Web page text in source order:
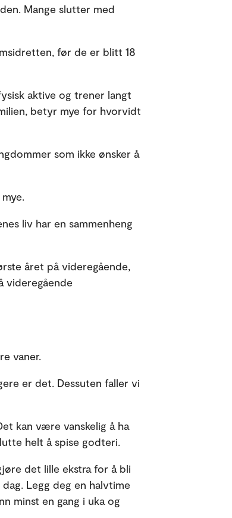
Mange slutter med
før de er blitt 18
aktive og trener langt
betyr mye for hvorvidt
som ikke ønsker å
liv har en sammenheng
året på videregående,
videregående
vaner.
er det. Dessuten faller vi
kan være vanskelig å ha
helt å spise godteri.
det lille ekstra for å bli
Legg deg en halvtime
minst en gang i uka og